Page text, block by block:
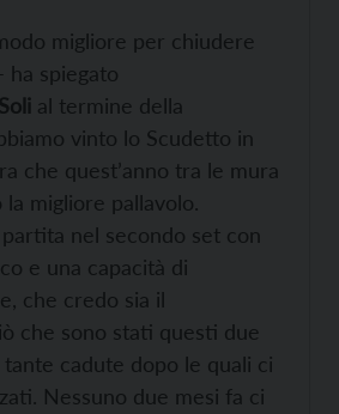
migliore per chiudere
ha spiegato
al termine della
vinto lo Scudetto in
che quest’anno tra le mura
migliore pallavolo.
nel secondo set con
e una capacità di
che credo sia il
che sono stati questi due
tante cadute dopo le quali ci
Nessuno due mesi fa ci